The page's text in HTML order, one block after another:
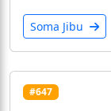
Soma Jibu
#647